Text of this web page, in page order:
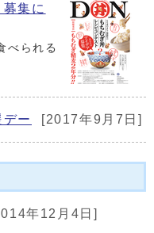
集に
べられる
ー [2017年9月7日]
年12月4日]